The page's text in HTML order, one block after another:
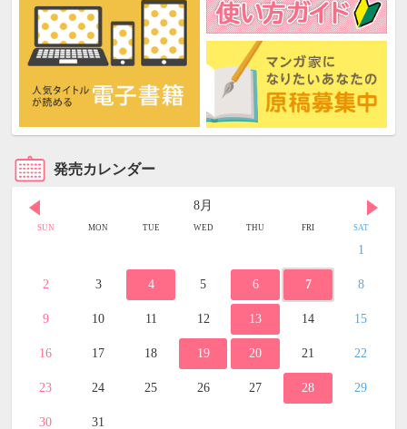
発売カレンダー
8月
SUN MON TUE WED THU FRI SAT
1
2 3 4 5 6 7 8
9 10 11 12 13 14 15
16 17 18 19 20 21 22
23 24 25 26 27 28 29
30 31